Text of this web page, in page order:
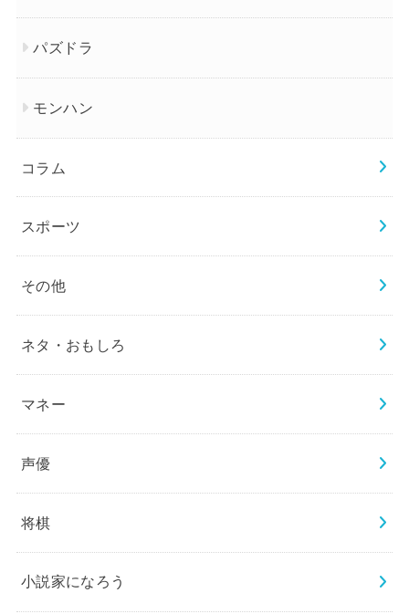
パズドラ
モンハン
コラム
スポーツ
その他
ネタ・おもしろ
マネー
声優
将棋
小説家になろう